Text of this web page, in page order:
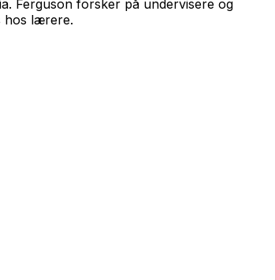
Ferguson forsker på undervisere og
hos lærere.